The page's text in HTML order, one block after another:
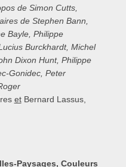
de Simon Cutts,
de Stephen Bann,
Bayle, Philippe
Burckhardt, Michel
Dixon Hunt, Philippe
Gonidec, Peter
et Bernard Lassus,
Paysages, Couleurs